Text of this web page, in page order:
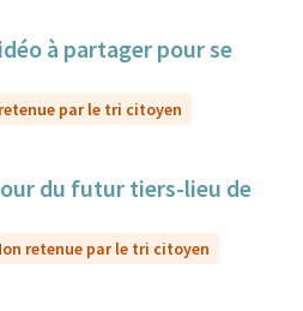
à partager pour se
par le tri citoyen
du futur tiers-lieu de
retenue par le tri citoyen